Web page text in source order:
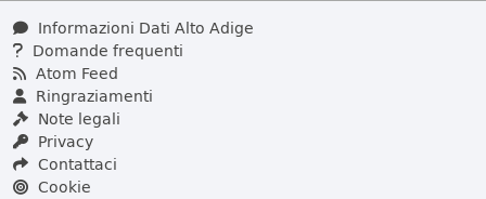
Informazioni Dati Alto Adige
Domande frequenti
Atom Feed
Ringraziamenti
Note legali
Privacy
Contattaci
Cookie